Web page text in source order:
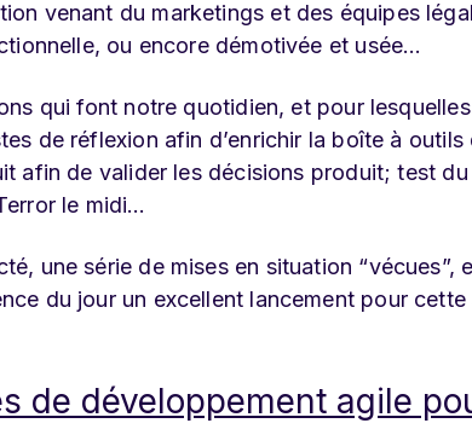
venant du marketings et des équipes
ou encore démotivée et usée…
qui font notre quotidien, et pour
de réflexion afin d’enrichir la boîte à
afin de valider les décisions produit; test
le midi…
une série de mises en situation
du jour un excellent lancement pour cette
de développement agile